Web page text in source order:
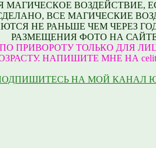
МАГИЧЕСКОЕ ВОЗДЕЙСТВИЕ,
ВСЕ МАГИЧЕСКИЕ
НЕ РАНЬШЕ ЧЕМ ЧЕРЕЗ
РАЗМЕЩЕНИЯ ФОТО НА
ПРИВОРОТУ ТОЛЬКО ДЛЯ
НАПИШИТЕ МНЕ НА
НА МОЙ КАНАЛ